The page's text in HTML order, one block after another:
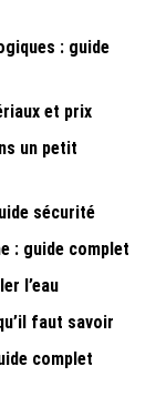
: guide
et prix
un petit
sécurité
: guide complet
l’eau
faut savoir
complet